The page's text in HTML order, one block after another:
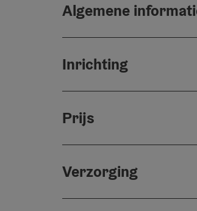
Algemene
Inrichting
Prijs
Verzorging